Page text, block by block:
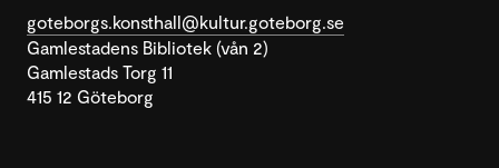
goteborgs.konsthall@kultur.goteborg.se
Gamlestadens Bibliotek (vån 2)
Gamlestads Torg 11
415 12 Göteborg